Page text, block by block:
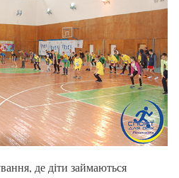
де діти займаються